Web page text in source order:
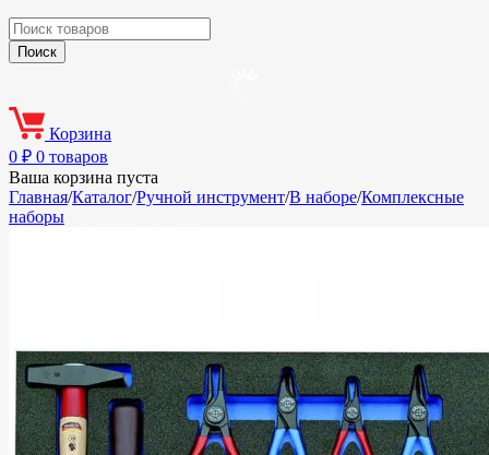
Корзина
0 ₽ 0 товаров
Ваша корзина пуста
Главная/Каталог/Ручной инструмент/В наборе/Комплексные
наборы